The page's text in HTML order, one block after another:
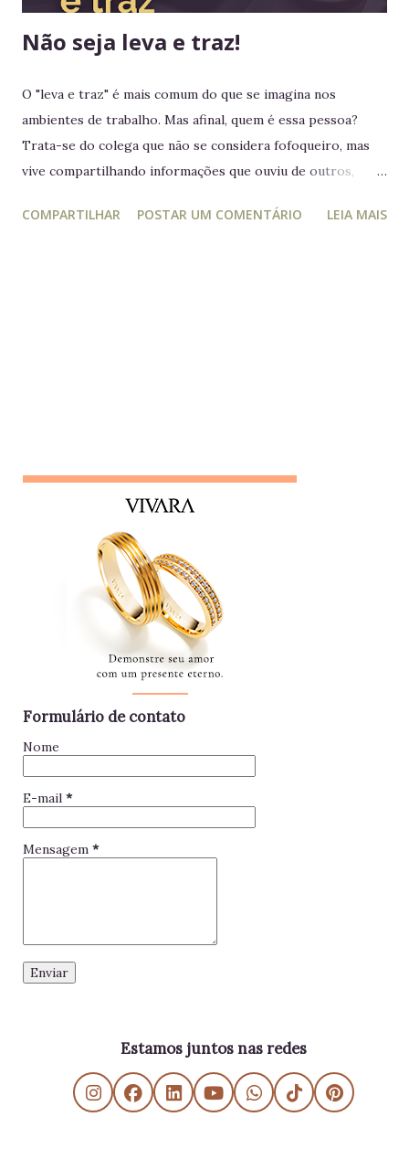
Não seja leva e traz!
O "leva e traz" é mais comum do que se imagina nos
ambientes de trabalho. Mas afinal, quem é essa pessoa?
Trata-se do colega que não se considera fofoqueiro, mas
vive compartilhando informações que ouviu de outros,
prática, ele manipula e desagrega, usando informações
e está sempre metida em confusões. Colegas assim
raramente contribuem para a equipe - mantenha distância e
foque no seu trabalho. Impac...
COMPARTILHAR POSTAR UM COMENTÁRIO LEIA MAIS
Formulário de contato
Nome
E-mail *
Mensagem *
Estamos juntos nas redes